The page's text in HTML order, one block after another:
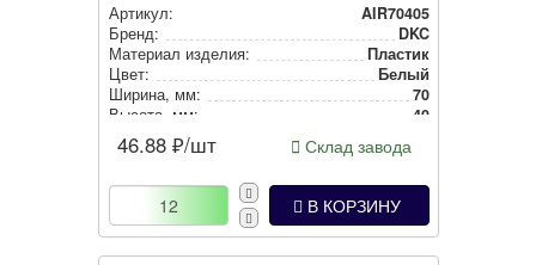
Артикул:
AIR70405
Бренд:
DKC
Материал изделия:
Пластик
Цвет:
Белый
Ширина, мм:
70
Высота, мм:
40
46.88 ₽/шт Склад завода
В КОРЗИНУ